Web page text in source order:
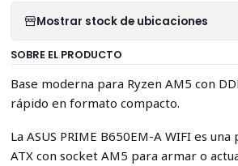
Mostrar stock de ubicaciones
SOBRE EL PRODUCTO
Base moderna para Ryzen AM5 con
rápido en formato compacto.
La ASUS PRIME B650EM-A WIFI es
ATX con socket AM5 para armar o